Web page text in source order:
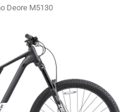
Deore M5130